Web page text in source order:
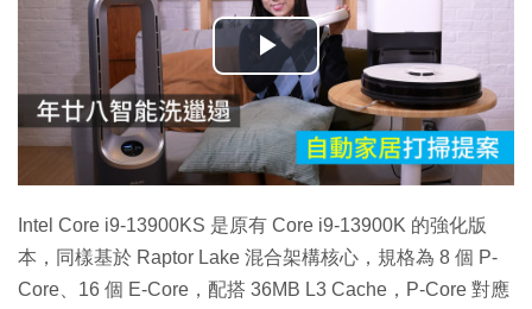
播
放
影
片
Intel Core i9-13900KS 是原有 Core i9-13900K 的強化版
本，同樣基於 Raptor Lake 混合架構核心，規格為 8 個 P-
Core、16 個 E-Core，配搭 36MB L3 Cache，P-Core 對應